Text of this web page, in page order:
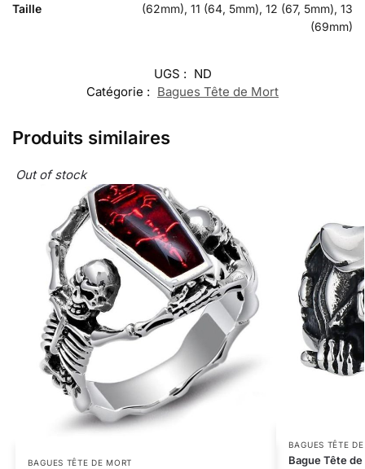
Taille
(62mm), 11 (64, 5mm), 12 (67, 5mm), 13
(69mm)
UGS : ND
Catégorie : Bagues Tête de Mort
Produits similaires
Out of stock
BAGUES TÊTE DE MORT
BAGUES TÊTE
Bague Tête